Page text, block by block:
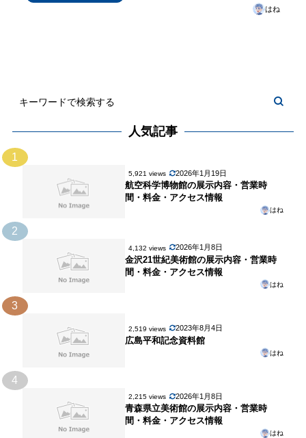
はね
人気記事
1
5,921 views 2026年1月19日
航空科学博物館の展示内容・営業時
間・料金・アクセス情報
はね
2
4,132 views 2026年1月8日
金沢21世紀美術館の展示内容・営業時
間・料金・アクセス情報
はね
3
2,519 views 2023年8月4日
広島平和記念資料館
はね
4
2,215 views 2026年1月8日
青森県立美術館の展示内容・営業時
間・料金・アクセス情報
はね